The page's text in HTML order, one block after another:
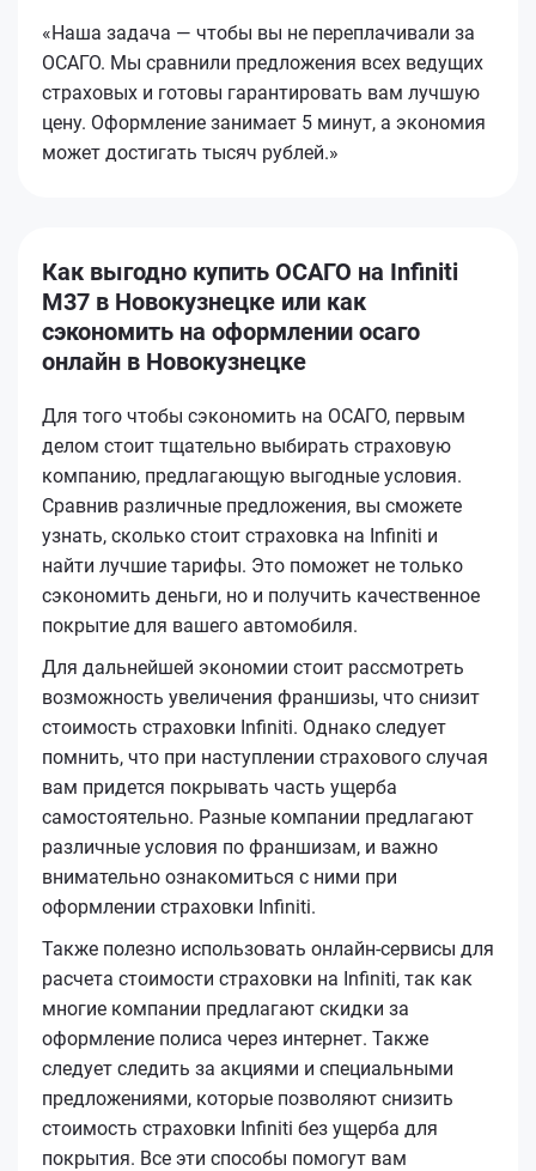
«Наша задача — чтобы вы не переплачивали за
ОСАГО. Мы сравнили предложения всех ведущих
страховых и готовы гарантировать вам лучшую
цену. Оформление занимает 5 минут, а экономия
может достигать тысяч рублей.»
Как выгодно купить ОСАГО на Infiniti
M37 в Новокузнецке или как
сэкономить на оформлении осаго
онлайн в Новокузнецке
Для того чтобы сэкономить на ОСАГО, первым
делом стоит тщательно выбирать страховую
компанию, предлагающую выгодные условия.
Сравнив различные предложения, вы сможете
узнать, сколько стоит страховка на Infiniti и
найти лучшие тарифы. Это поможет не только
сэкономить деньги, но и получить качественное
покрытие для вашего автомобиля.
Для дальнейшей экономии стоит рассмотреть
возможность увеличения франшизы, что снизит
стоимость страховки Infiniti. Однако следует
помнить, что при наступлении страхового случая
вам придется покрывать часть ущерба
самостоятельно. Разные компании предлагают
различные условия по франшизам, и важно
внимательно ознакомиться с ними при
оформлении страховки Infiniti.
Также полезно использовать онлайн-сервисы для
расчета стоимости страховки на Infiniti, так как
многие компании предлагают скидки за
оформление полиса через интернет. Также
следует следить за акциями и специальными
предложениями, которые позволяют снизить
стоимость страховки Infiniti без ущерба для
покрытия. Все эти способы помогут вам